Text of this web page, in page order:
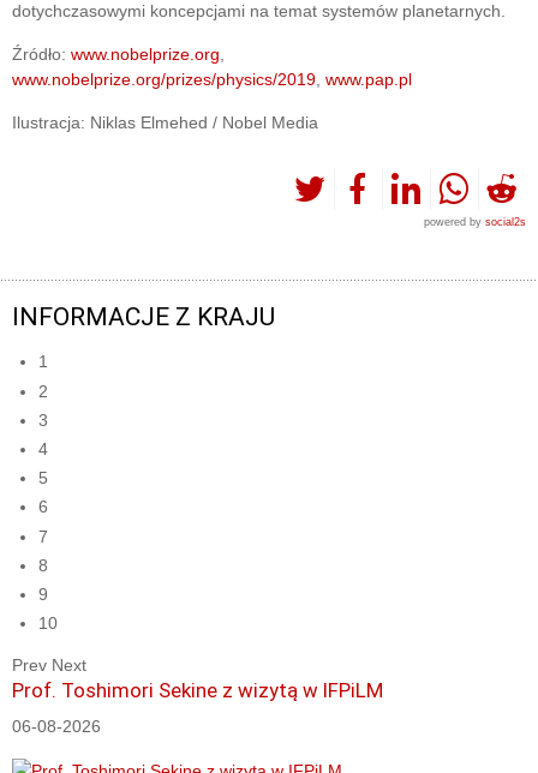
dotychczasowymi koncepcjami na temat systemów planetarnych.
Źródło: www.nobelprize.org,
www.nobelprize.org/prizes/physics/2019, www.pap.pl
Ilustracja: Niklas Elmehed / Nobel Media
powered by social2s
INFORMACJE Z KRAJU
1
2
3
4
5
6
7
8
9
10
Prev Next
Prof. Toshimori Sekine z wizytą w IFPiLM
06-08-2026